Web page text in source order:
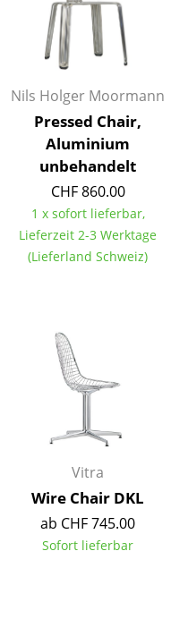
Nils Holger Moormann
Pressed Chair,
Aluminium
unbehandelt
CHF 860.00
1 x sofort lieferbar,
Lieferzeit 2-3 Werktage
(Lieferland Schweiz)
Vitra
Wire Chair DKL
ab CHF 745.00
Sofort lieferbar